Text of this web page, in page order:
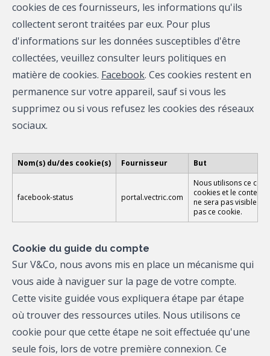
cookies de ces fournisseurs, les informations qu'ils
collectent seront traitées par eux. Pour plus
d'informations sur les données susceptibles d'être
collectées, veuillez consulter leurs politiques en
matière de cookies. Facebook. Ces cookies restent en
permanence sur votre appareil, sauf si vous les
supprimez ou si vous refusez les cookies des réseaux
sociaux.
Nom(s) du/des cookie(s) Fournisseur But
facebook-status portal.vectric.com
Nous utilisons ce
cookies et le contenu
ne sera pas visible
pas ce cookie.
Cookie du guide du compte
Sur V&Co, nous avons mis en place un mécanisme qui
vous aide à naviguer sur la page de votre compte.
Cette visite guidée vous expliquera étape par étape
où trouver des ressources utiles. Nous utilisons ce
cookie pour que cette étape ne soit effectuée qu'une
seule fois, lors de votre première connexion. Ce